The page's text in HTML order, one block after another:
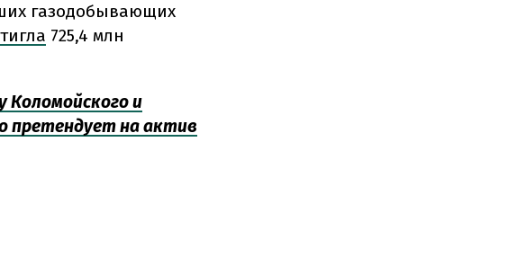
газодобывающих
725,4 млн
Коломойского и
претендует на актив